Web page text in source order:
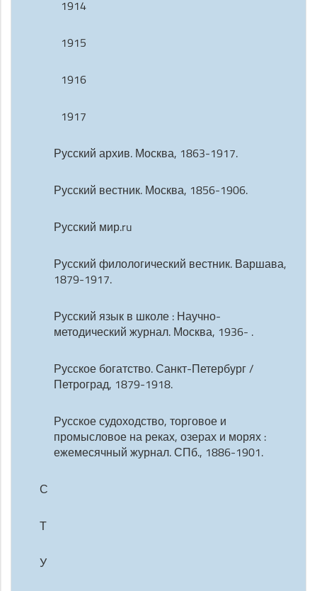
1914
1915
1916
1917
Русский архив. Москва, 1863-1917.
Русский вестник. Москва, 1856-1906.
Русский мир.ru
Русский филологический вестник. Варшава,
1879-1917.
Русский язык в школе : Научно-
методический журнал. Москва, 1936- .
Русское богатство. Санкт-Петербург /
Петроград, 1879-1918.
Русское судоходство, торговое и
промысловое на реках, озерах и морях :
ежемесячный журнал. СПб., 1886-1901.
С
Т
У